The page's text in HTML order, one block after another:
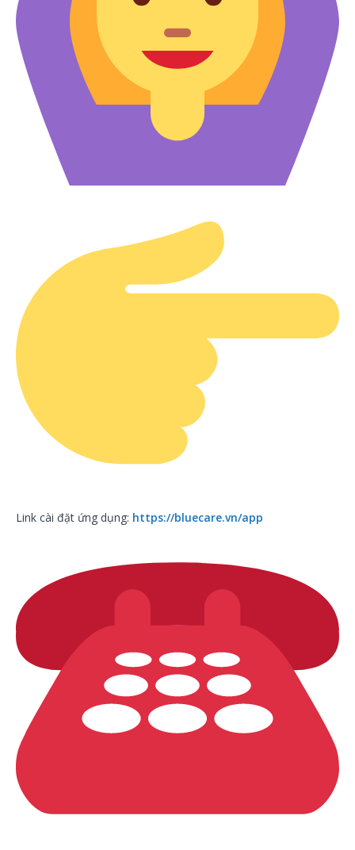
Link cài đặt ứng dụng: https://bluecare.vn/app